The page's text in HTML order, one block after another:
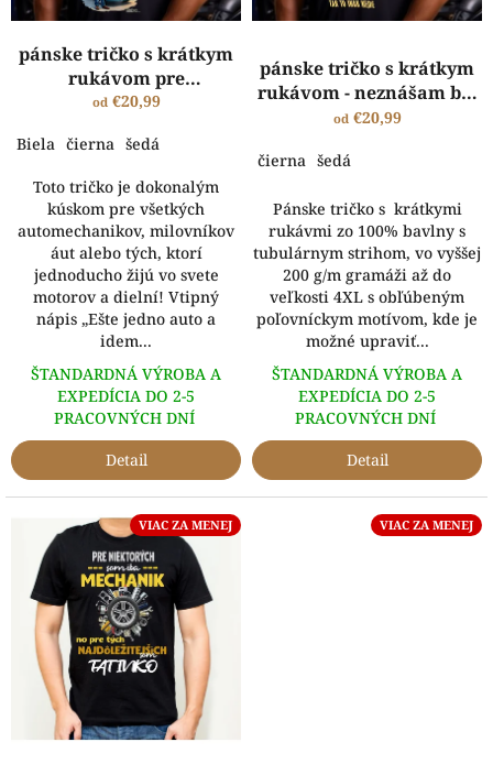
u
pánske tričko s krátkym
rukávom pre
automechanika - EŠTE
od€20,99
Biela čierna šedá
Toto tričko je dokonalým
kúskom pre všetkých
automechanikov, milovníkov
áut alebo tých, ktorí
jednoducho žijú vo svete
motorov a dielní! Vtipný
nápis „Ešte jedno auto a
idem...
ŠTANDARDNÁ VÝROBA A
EXPEDÍCIA DO 2-5
PRACOVNÝCH DNÍ
Detail
pánske tričko s krátkym
rukávom - neznášam byť
sexi.. automechanik
od€20,99
čierna šedá
Pánske tričko s krátkymi
rukávmi zo 100% bavlny s
tubulárnym strihom, vo vyššej
200 g/m gramáži až do
veľkosti 4XL s obľúbeným
poľovníckym motívom, kde je
možné upraviť...
ŠTANDARDNÁ VÝROBA A
EXPEDÍCIA DO 2-5
PRACOVNÝCH DNÍ
Detail
VIAC ZA MENEJ VIAC ZA MENEJ